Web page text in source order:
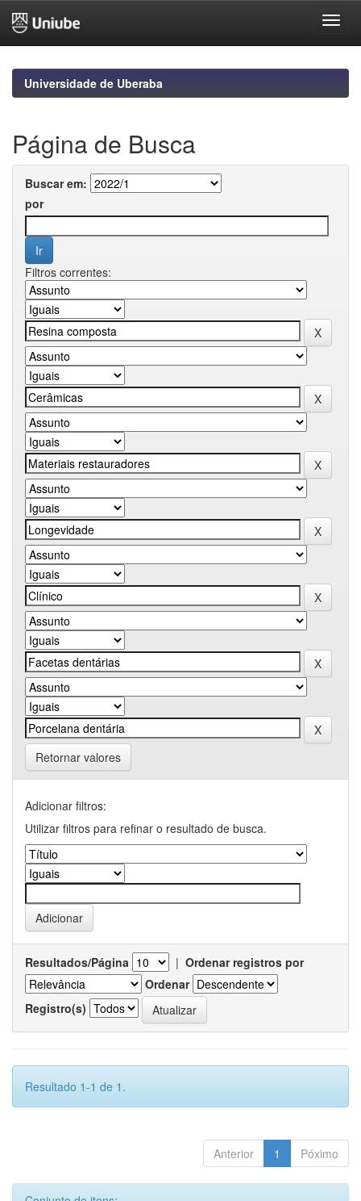
navigationUniversidade de Uberaba
Página de Busca
Buscar em:
por
Filtros correntes:
Retornar valores
Adicionar filtros:
Utilizar filtros para refinar o resultado de busca.
Resultados/Página | Ordenar registros por
Ordenar
Registro(s)
Resultado 1-1 de 1.
Anterior 1 Póximo